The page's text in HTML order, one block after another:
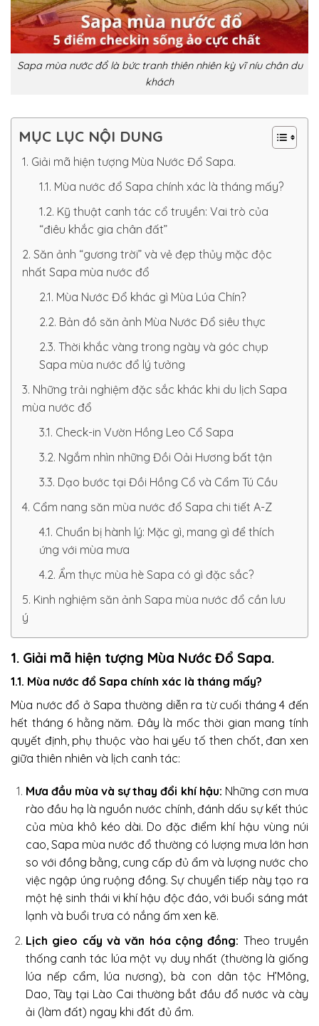
Sapa mùa nước đổ là bức tranh thiên nhiên kỳ vĩ níu chân du
khách
MỤC LỤC NỘI DUNG
1. Giải mã hiện tượng Mùa Nước Đổ Sapa.
1.1. Mùa nước đổ Sapa chính xác là tháng mấy?
1.2. Kỹ thuật canh tác cổ truyền: Vai trò của
“điêu khắc gia chân đất”
2. Săn ảnh “gương trời” và vẻ đẹp thủy mặc độc
nhất Sapa mùa nước đổ
2.1. Mùa Nước Đổ khác gì Mùa Lúa Chín?
2.2. Bản đồ săn ảnh Mùa Nước Đổ siêu thực
2.3. Thời khắc vàng trong ngày và góc chụp
Sapa mùa nước đổ lý tưởng
3. Những trải nghiệm đặc sắc khác khi du lịch Sapa
mùa nước đổ
3.1. Check-in Vườn Hồng Leo Cổ Sapa
3.2. Ngắm nhìn những Đồi Oải Hương bất tận
3.3. Dạo bước tại Đồi Hồng Cổ và Cẩm Tú Cầu
4. Cẩm nang săn mùa nước đổ Sapa chi tiết A-Z
4.1. Chuẩn bị hành lý: Mặc gì, mang gì để thích
ứng với mùa mưa
4.2. Ẩm thực mùa hè Sapa có gì đặc sắc?
5. Kinh nghiệm săn ảnh Sapa mùa nước đổ cần lưu
ý
1. Giải mã hiện tượng Mùa Nước Đổ Sapa.
1.1. Mùa nước đổ Sapa chính xác là tháng mấy?
Mùa nước đổ ở Sapa thường diễn ra từ cuối tháng 4 đến
hết tháng 6 hằng năm. Đây là mốc thời gian mang tính
quyết định, phụ thuộc vào hai yếu tố then chốt, đan xen
giữa thiên nhiên và lịch canh tác:
Mưa đầu mùa và sự thay đổi khí hậu: Những cơn mưa
rào đầu hạ là nguồn nước chính, đánh dấu sự kết thúc
của mùa khô kéo dài. Do đặc điểm khí hậu vùng núi
cao, Sapa mùa nước đổ thường có lượng mưa lớn hơn
so với đồng bằng, cung cấp đủ ẩm và lượng nước cho
việc ngập úng ruộng đồng. Sự chuyển tiếp này tạo ra
một hệ sinh thái vi khí hậu độc đáo, với buổi sáng mát
lạnh và buổi trưa có nắng ấm xen kẽ.
Lịch gieo cấy và văn hóa cộng đồng: Theo truyền
thống canh tác lúa một vụ duy nhất (thường là giống
lúa nếp cẩm, lúa nương), bà con dân tộc H’Mông,
Dao, Tày tại Lào Cai thường bắt đầu đổ nước và cày
ải (làm đất) ngay khi đất đủ ẩm.